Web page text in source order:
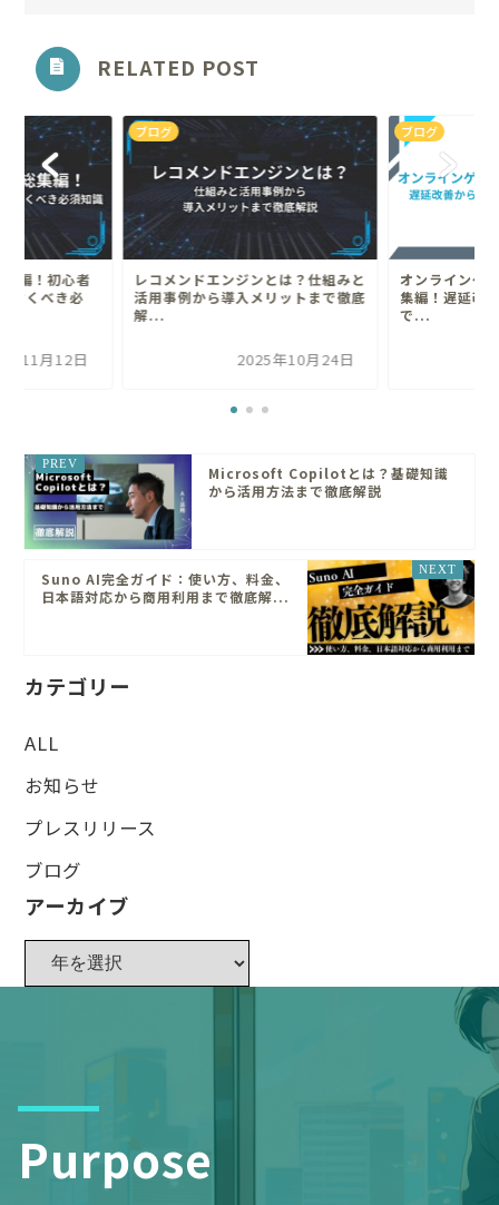
RELATED POST
編！初心者
おくべき必
年11月12日
ブログ
レコメンドエンジンとは？仕組みと
活用事例から導入メリットまで徹底
解...
2025年10月24日
ブログ
オンラインゲ
集編！遅延改
で...
Microsoft Copilotとは？基礎知識
から活用方法まで徹底解説
Suno AI完全ガイド：使い方、料金、
日本語対応から商用利用まで徹底解...
カテゴリー
ALL
お知らせ
プレスリリース
ブログ
アーカイブ
Purpose